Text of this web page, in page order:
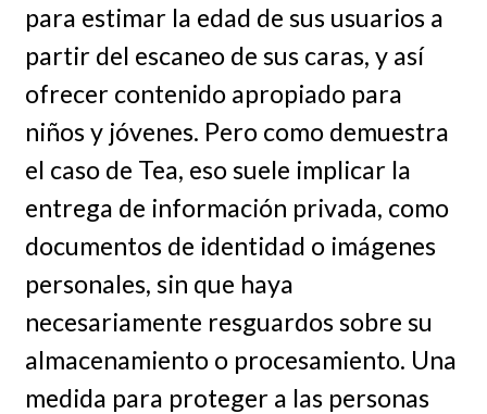
para estimar la edad de sus usuarios a
partir del escaneo de sus caras, y así
ofrecer contenido apropiado para
niños y jóvenes. Pero como demuestra
el caso de Tea, eso suele implicar la
entrega de información privada, como
documentos de identidad o imágenes
personales, sin que haya
necesariamente resguardos sobre su
almacenamiento o procesamiento. Una
medida para proteger a las personas